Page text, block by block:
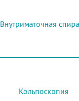
Внутриматочная
Кольпоскопия